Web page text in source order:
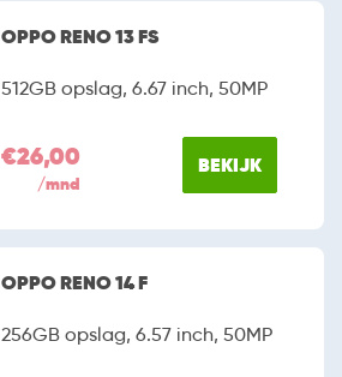
OPPO RENO 13 FS
512GB opslag, 6.67 inch, 50MP
€26,00
/mnd
BEKIJK
OPPO RENO 14 F
256GB opslag, 6.57 inch, 50MP